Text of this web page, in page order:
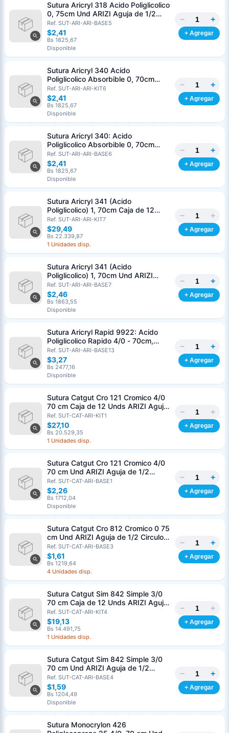
Sutura Aricryl 318 Acido Poliglicolico
0, 75cm Und ARIZI Aguja de 1/2
Punta Cónica 26mm
Ref. SUT-ARI-ARI-BASE5
$2,41
Bs 1825,67
Disponible
− +
+ Agregar
Sutura Aricryl 340 Acido
Poliglicolico Absorbible 0, 70cm
Caja de 12 Unds ARIZI Aguja de 1/2
Punta Cónica 36mm
Ref. SUT-ARI-ARI-KIT6
$2,41
Bs 1825,67
Disponible
− +
+ Agregar
Sutura Aricryl 340: Acido
Poliglicolico Absorbible 0, 70cm
Und ARIZI Aguja de 1/2 Punta
Cónica 36mm
Ref. SUT-ARI-ARI-BASE6
$2,41
Bs 1825,67
Disponible
− +
+ Agregar
Sutura Aricryl 341 (Acido
Poliglicolico) 1, 70cm Caja de 12
Unds ARIZI Aguja de 1/2 Circulo
Punta Conica 36mm
Ref. SUT-ARI-ARI-KIT7
$29,49
Bs 22.339,87
1 Unidades disp.
− +
+ Agregar
Sutura Aricryl 341 (Acido
Poliglicolico) 1, 70cm Und ARIZI
Aguja de 1/2 Circulo Punta Conica
36mm
Ref. SUT-ARI-ARI-BASE7
$2,46
Bs 1863,55
Disponible
− +
+ Agregar
Sutura Aricryl Rapid 9922: Acido
Poliglicolico Rapido 4/0 - 70cm,
aguja de 3/8 Corte Inverso 19mm
Und ARIZI Absorbible
Ref. SUT-ARI-ARI-BASE13
$3,27
Bs 2477,16
Disponible
− +
+ Agregar
Sutura Catgut Cro 121 Cromico 4/0
70 cm Caja de 12 Unds ARIZI Aguja
de 1/2 Circulo Punta Conica 26 mm
Ref. SUT-CAT-ARI-KIT1
$27,10
Bs 20.529,35
1 Unidades disp.
− +
+ Agregar
Sutura Catgut Cro 121 Cromico 4/0
70 cm Und ARIZI Aguja de 1/2
Circulo Punta Conica 26 mm
Ref. SUT-CAT-ARI-BASE1
$2,26
Bs 1712,04
Disponible
− +
+ Agregar
Sutura Catgut Cro 812 Cromico 0 75
cm Und ARIZI Aguja de 1/2 Circulo
Punta Conica 37 mm
Ref. SUT-CAT-ARI-BASE3
$1,61
Bs 1219,64
4 Unidades disp.
− +
+ Agregar
Sutura Catgut Sim 842 Simple 3/0
70 cm Caja de 12 Unds ARIZI Aguja
de 1/2 Circulo Punta Conica 36 mm
Ref. SUT-CAT-ARI-KIT4
$19,13
Bs 14.491,75
1 Unidades disp.
− +
+ Agregar
Sutura Catgut Sim 842 Simple 3/0
70 cm Und ARIZI Aguja de 1/2
Circulo Punta Conica 36 mm
Ref. SUT-CAT-ARI-BASE4
$1,59
Bs 1204,49
Disponible
− +
+ Agregar
Sutura Monocrylon 426
Generar cotización
Completá los datos para emitir el PDF
Nombre o razón social
Cédula o RIF*
Teléfono (opcional)
Email (opcional)
Cancelar
Clave